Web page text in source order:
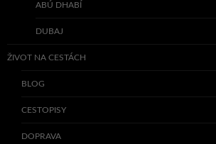
ABÚ DHABÍ
DUBAJ
ŽIVOT NA CESTÁCH
BLOG
CESTOPISY
DOPRAVA